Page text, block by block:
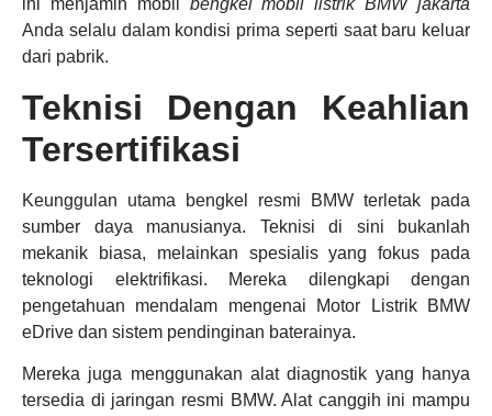
ini menjamin mobil bengkel mobil listrik BMW jakarta
Anda selalu dalam kondisi prima seperti saat baru keluar
dari pabrik.
Teknisi Dengan Keahlian
Tersertifikasi
Keunggulan utama bengkel resmi BMW terletak pada
sumber daya manusianya. Teknisi di sini bukanlah
mekanik biasa, melainkan spesialis yang fokus pada
teknologi elektrifikasi. Mereka dilengkapi dengan
pengetahuan mendalam mengenai Motor Listrik BMW
eDrive dan sistem pendinginan baterainya.
Mereka juga menggunakan alat diagnostik yang hanya
tersedia di jaringan resmi BMW. Alat canggih ini mampu